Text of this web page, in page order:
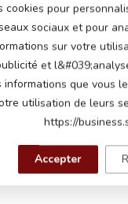
cookies pour
sociaux et pour
sur votre
et
informations que vous
utilisation de leurs
https://
Accepter